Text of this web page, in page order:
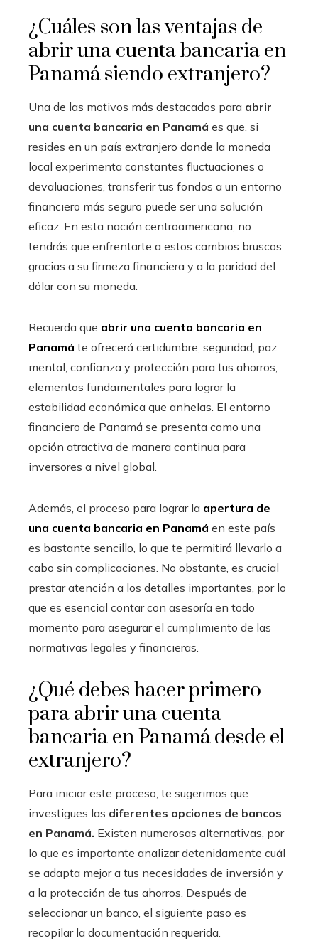
¿Cuáles son las ventajas de
abrir una cuenta bancaria en
Panamá siendo extranjero?
Una de las motivos más destacados para abrir
una cuenta bancaria en Panamá es que, si
resides en un país extranjero donde la moneda
local experimenta constantes fluctuaciones o
devaluaciones, transferir tus fondos a un entorno
financiero más seguro puede ser una solución
eficaz. En esta nación centroamericana, no
tendrás que enfrentarte a estos cambios bruscos
gracias a su firmeza financiera y a la paridad del
dólar con su moneda.
Recuerda que abrir una cuenta bancaria en
Panamá te ofrecerá certidumbre, seguridad, paz
mental, confianza y protección para tus ahorros,
elementos fundamentales para lograr la
estabilidad económica que anhelas. El entorno
financiero de Panamá se presenta como una
opción atractiva de manera continua para
inversores a nivel global.
Además, el proceso para lograr la apertura de
una cuenta bancaria en Panamá en este país
es bastante sencillo, lo que te permitirá llevarlo a
cabo sin complicaciones. No obstante, es crucial
prestar atención a los detalles importantes, por lo
que es esencial contar con asesoría en todo
momento para asegurar el cumplimiento de las
normativas legales y financieras.
¿Qué debes hacer primero
para abrir una cuenta
bancaria en Panamá desde el
extranjero?
Para iniciar este proceso, te sugerimos que
investigues las diferentes opciones de bancos
en Panamá. Existen numerosas alternativas, por
lo que es importante analizar detenidamente cuál
se adapta mejor a tus necesidades de inversión y
a la protección de tus ahorros. Después de
seleccionar un banco, el siguiente paso es
recopilar la documentación requerida.